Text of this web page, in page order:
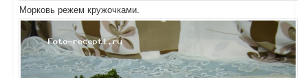
Морковь режем кружочками.